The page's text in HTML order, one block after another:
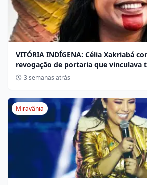
VITÓRIA INDÍGENA: Célia Xakriabá
revogação de portaria que vinculava
não indígena
3 semanas atrás
Miravânia